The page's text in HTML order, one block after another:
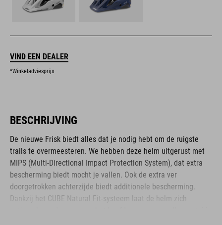
VIND EEN DEALER
*Winkeladviesprijs
BESCHRIJVING
De nieuwe Frisk biedt alles dat je nodig hebt om de ruigste
trails te overmeesteren. We hebben deze helm uitgerust met
MIPS (Multi-Directional Impact Protection System), dat extra
bescherming biedt mocht je vallen. Ook de extra ver
doorgetrokken achterzijde biedt additionele bescherming.
Dankzij het CUBE Natural Fit-systeem laat de helm zich